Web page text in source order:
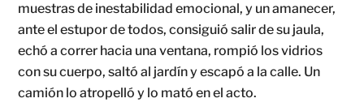
muestras de inestabilidad emocional, y un amanecer,
ante el estupor de todos, consiguió salir de su jaula,
echó a correr hacia una ventana, rompió los vidrios
con su cuerpo, saltó al jardín y escapó a la calle. Un
camión lo atropelló y lo mató en el acto.